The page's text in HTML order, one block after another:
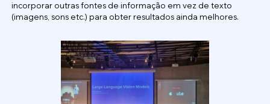
incorporar outras fontes de informação em vez de texto
(imagens, sons etc.) para obter resultados ainda melhores.